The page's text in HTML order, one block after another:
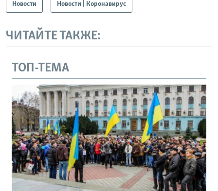
Новости Новости | Коронавирус
ЧИТАЙТЕ ТАКЖЕ:
ТОП-ТЕМА